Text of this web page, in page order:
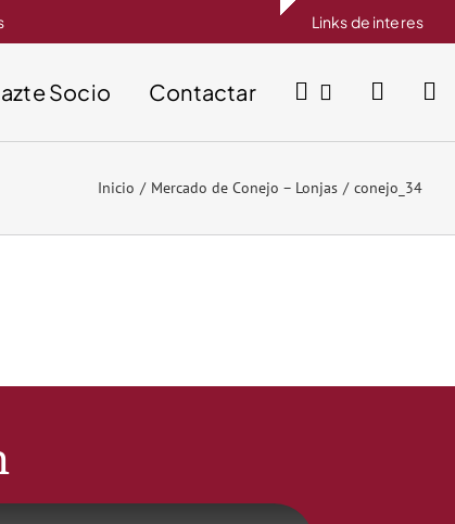
Links de interes
Socio Contactar
Inicio Mercado de Conejo – Lonjas conejo_34